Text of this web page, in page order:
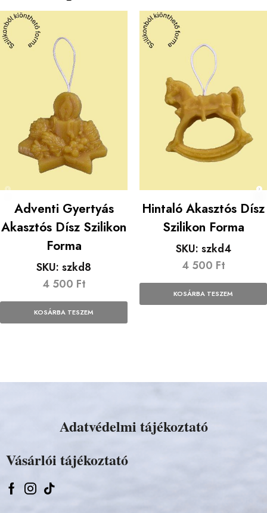
Adventi Gyertyás
Akasztós Dísz Szilikon
Forma
SKU: szkd8
4 500 Ft
KOSÁRBA TESZEM
Hintaló Akasztós Dísz
Szilikon Forma
SKU: szkd4
4 500 Ft
KOSÁRBA TESZEM
Adatvédelmi tájékoztató
Vásárlói tájékoztató